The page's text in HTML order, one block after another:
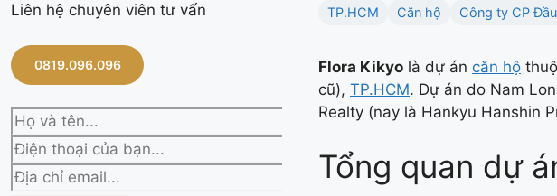
Liên hệ chuyên viên tư vấn
0819.096.096
TP.HCM Căn hộ Công ty CP
Flora Kikyo là dự án căn hộ
cũ), TP.HCM. Dự án do Nam
Realty (nay là Hankyu Hanshin
Tổng quan dự